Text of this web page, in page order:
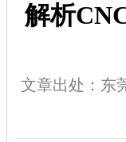
解析
文章出处：东